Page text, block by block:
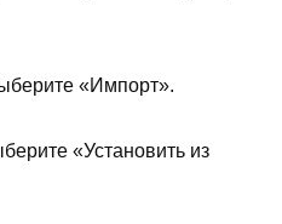
«Импорт».
«Установить из